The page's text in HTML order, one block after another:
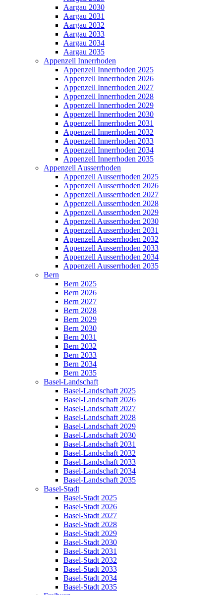
Aargau 2030
Aargau 2031
Aargau 2032
Aargau 2033
Aargau 2034
Aargau 2035
Appenzell Innerrhoden
Appenzell Innerrhoden 2025
Appenzell Innerrhoden 2026
Appenzell Innerrhoden 2027
Appenzell Innerrhoden 2028
Appenzell Innerrhoden 2029
Appenzell Innerrhoden 2030
Appenzell Innerrhoden 2031
Appenzell Innerrhoden 2032
Appenzell Innerrhoden 2033
Appenzell Innerrhoden 2034
Appenzell Innerrhoden 2035
Appenzell Ausserrhoden
Appenzell Ausserrhoden 2025
Appenzell Ausserrhoden 2026
Appenzell Ausserrhoden 2027
Appenzell Ausserrhoden 2028
Appenzell Ausserrhoden 2029
Appenzell Ausserrhoden 2030
Appenzell Ausserrhoden 2031
Appenzell Ausserrhoden 2032
Appenzell Ausserrhoden 2033
Appenzell Ausserrhoden 2034
Appenzell Ausserrhoden 2035
Bern
Bern 2025
Bern 2026
Bern 2027
Bern 2028
Bern 2029
Bern 2030
Bern 2031
Bern 2032
Bern 2033
Bern 2034
Bern 2035
Basel-Landschaft
Basel-Landschaft 2025
Basel-Landschaft 2026
Basel-Landschaft 2027
Basel-Landschaft 2028
Basel-Landschaft 2029
Basel-Landschaft 2030
Basel-Landschaft 2031
Basel-Landschaft 2032
Basel-Landschaft 2033
Basel-Landschaft 2034
Basel-Landschaft 2035
Basel-Stadt
Basel-Stadt 2025
Basel-Stadt 2026
Basel-Stadt 2027
Basel-Stadt 2028
Basel-Stadt 2029
Basel-Stadt 2030
Basel-Stadt 2031
Basel-Stadt 2032
Basel-Stadt 2033
Basel-Stadt 2034
Basel-Stadt 2035